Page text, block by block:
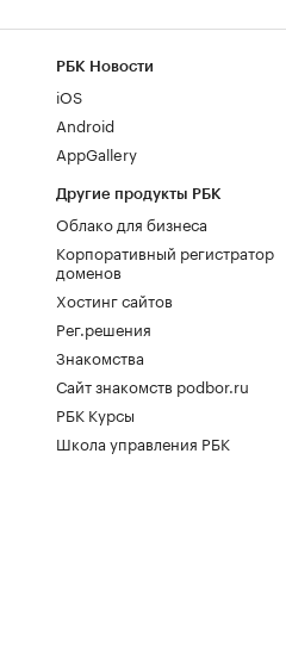
РБК Новости
iOS
Android
AppGallery
Другие продукты РБК
Облако для бизнеса
Корпоративный регистратор
доменов
Хостинг сайтов
Рег.решения
Знакомства
Сайт знакомств podbor.ru
РБК Курсы
Школа управления РБК